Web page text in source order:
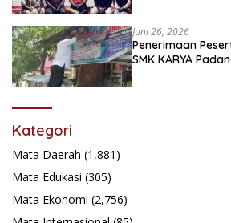
Juni 26, 2026
Penerimaan
SMK KARYA
Kategori
Mata Daerah (1,881)
Mata Edukasi (305)
Mata Ekonomi (2,756)